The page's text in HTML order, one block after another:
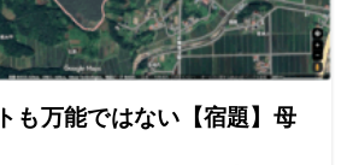
も万能ではない【宿題】母